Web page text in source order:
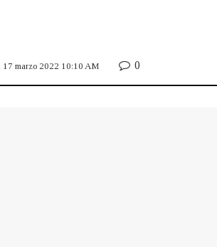
17 marzo 2022 10:10 AM 0